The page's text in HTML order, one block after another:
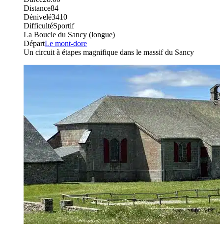
Distance84
Dénivelé3410
DifficultéSportif
La Boucle du Sancy (longue)
DépartLe mont-dore
Un circuit à étapes magnifique dans le massif du Sancy